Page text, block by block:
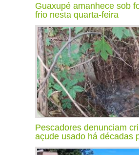
Guaxupé amanhece sob
frio nesta quarta-feira
Pescadores denunciam
açude usado há décadas